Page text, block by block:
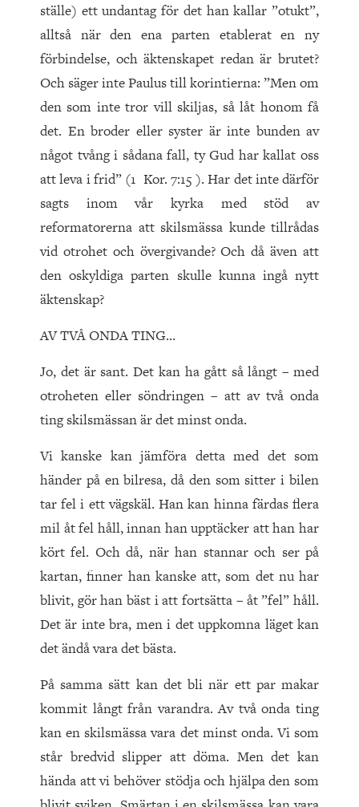
ställe) ett undantag för det han kallar ”otukt”,
alltså när den ena parten etablerat en ny
förbindelse, och äktenskapet redan är brutet?
Och säger inte Paulus till korintierna: ”Men om
den som inte tror vill skiljas, så låt honom få
det. En broder eller syster är inte bunden av
något tvång i sådana fall, ty Gud har kallat oss
att leva i frid” (1 Kor. 7:15 ). Har det inte därför
sagts inom vår kyrka med stöd av
reformatorerna att skilsmässa kunde tillrådas
vid otrohet och övergivande? Och då även att
den oskyldiga parten skulle kunna ingå nytt
äktenskap?
AV TVÅ ONDA TING…
Jo, det är sant. Det kan ha gått så långt – med
otroheten eller söndringen – att av två onda
ting skilsmässan är det minst onda.
Vi kanske kan jämföra detta med det som
händer på en bilresa, då den som sitter i bilen
tar fel i ett vägskäl. Han kan hinna färdas flera
mil åt fel håll, innan han upptäcker att han har
kört fel. Och då, när han stannar och ser på
kartan, finner han kanske att, som det nu har
blivit, gör han bäst i att fortsätta – åt ”fel” håll.
Det är inte bra, men i det uppkomna läget kan
det ändå vara det bästa.
På samma sätt kan det bli när ett par makar
kommit långt från varandra. Av två onda ting
kan en skilsmässa vara det minst onda. Vi som
står bredvid slipper att döma. Men det kan
hända att vi behöver stödja och hjälpa den som